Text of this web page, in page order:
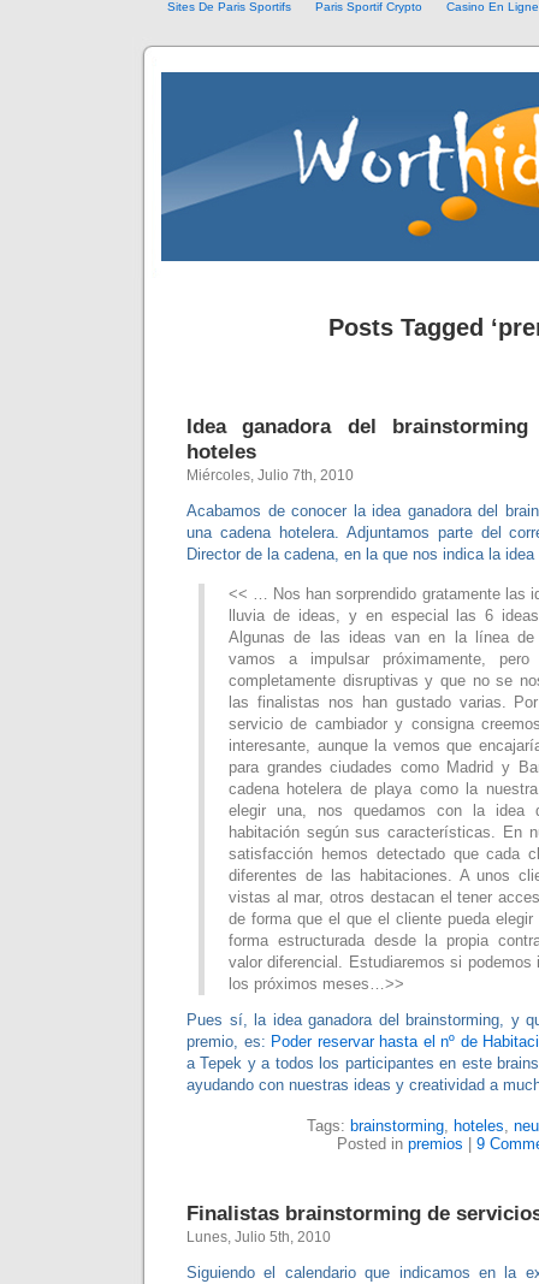
Sites De Paris Sportifs Paris Sportif Crypto Casino En
Posts Tagged
Idea ganadora del
hoteles
Miércoles, Julio 7th, 2010
Acabamos de conocer la idea ganadora del
una cadena hotelera. Adjuntamos parte del
Director de la cadena, en la que nos indica la idea
<< … Nos han sorprendido gratamente las
lluvia de ideas, y en especial las 6
Algunas de las ideas van en la línea de
vamos a impulsar próximamente,
completamente disruptivas y que no se
las finalistas nos han gustado varias.
servicio de cambiador y consigna
interesante, aunque la vemos que
para grandes ciudades como Madrid y
cadena hotelera de playa como la
elegir una, nos quedamos con la idea
habitación según sus características. En
satisfacción hemos detectado que cada
diferentes de las habitaciones. A unos
vistas al mar, otros destacan el tener
de forma que el que el cliente pueda
forma estructurada desde la propia
valor diferencial. Estudiaremos si podemos
los próximos meses…>>
Pues sí, la idea ganadora del brainstorming, y
premio, es: Poder reservar hasta el nº de
a Tepek y a todos los participantes en este
ayudando con nuestras ideas y creatividad a
Tags: brainstorming, hoteles,
Posted in premios 9
Finalistas brainstorming de
Lunes, Julio 5th, 2010
Siguiendo el calendario que indicamos en la